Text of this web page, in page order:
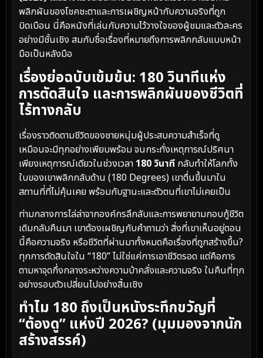
พลิกผันของโชคชะตาและการเผชิญหน้ากับความจริงที่ถูก
บิดเบือน นี่คือหนังที่เล่นกับความไว้วางใจของผู้ชมและตัวละคร
อย่างมีชั้นเชิง สมกับชื่อเรื่องที่หมายถึงการพลิกกลับแบบหน้า
มือเป็นหลังมือ
เรื่องย่อฉบับเข้มข้น: 180 วินาทีแห่ง
การตัดสินใจ และการพลิกผันของชีวิตที่
ไร้ทางกลับ
เรื่องราวติดตามชีวิตของชายหนุ่มผู้ประสบความสำเร็จที่ดู
เหมือนจะมีทุกอย่างเพียบพร้อม จนกระทั่งเหตุการณ์ปริศนา
เพียงเหตุการณ์เดียวในช่วงเวลา 180 วินาที กลับทำให้โลกทั้ง
ใบของเขาพลิกกลับด้าน (180 Degrees) เขาตื่นขึ้นมาใน
สถานที่ที่ไม่คุ้นเคย พร้อมกับฐานะและตัวตนที่เขาไม่เคยเป็น
ท่ามกลางการไล่ล่าจากองค์กรลึกลับและการพยายามกอบกู้ชีวิต
เดิมกลับคืนมา เขาต้องเผชิญกับคำถามว่า สิ่งที่เขาเห็นอยู่ตอน
นี้คือความจริง หรือชีวิตที่ผ่านมาทั้งหมดคือเรื่องที่ถูกสร้างขึ้น?
ทุกการตัดสินใจใน “180” ไม่ใช่แค่การเอาชีวิตรอด แต่คือการ
ตามหาจุดกึ่งกลางระหว่างความบ้าคลั่งและความจริง ในคืนที่ทุก
อย่างรอบตัวเปลี่ยนไปอย่างสิ้นเชิง
ทำไม 180 ถึงเป็นหนังระทึกขวัญที่
“ต้องดู” แห่งปี 2026? (มุมมองจากนัก
สร้างสรรค์)